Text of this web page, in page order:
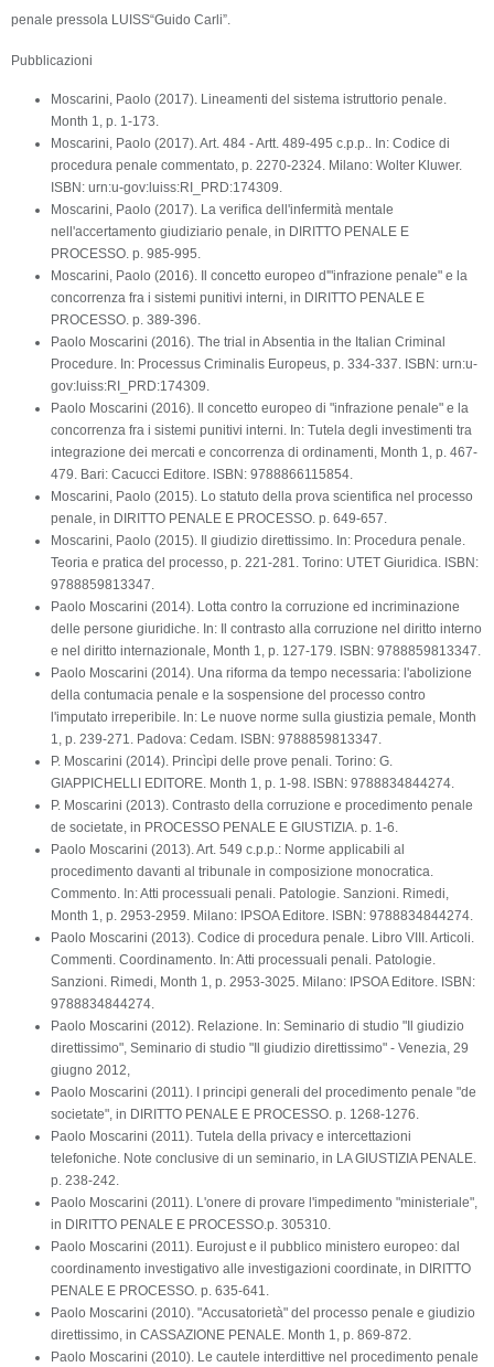
penale pressola LUISS“Guido Carli”.
Pubblicazioni
Moscarini, Paolo (2017). Lineamenti del sistema istruttorio penale.
Month 1, p. 1-173.
Moscarini, Paolo (2017). Art. 484 - Artt. 489-495 c.p.p.. In: Codice di
procedura penale commentato, p. 2270-2324. Milano: Wolter Kluwer.
ISBN: urn:u-gov:luiss:RI_PRD:174309.
Moscarini, Paolo (2017). La verifica dell'infermità mentale
nell'accertamento giudiziario penale, in DIRITTO PENALE E
PROCESSO. p. 985-995.
Moscarini, Paolo (2016). Il concetto europeo d'"infrazione penale" e la
concorrenza fra i sistemi punitivi interni, in DIRITTO PENALE E
PROCESSO. p. 389-396.
Paolo Moscarini (2016). The trial in Absentia in the Italian Criminal
Procedure. In: Processus Criminalis Europeus, p. 334-337. ISBN: urn:u-
gov:luiss:RI_PRD:174309.
Paolo Moscarini (2016). Il concetto europeo di "infrazione penale" e la
concorrenza fra i sistemi punitivi interni. In: Tutela degli investimenti tra
integrazione dei mercati e concorrenza di ordinamenti, Month 1, p. 467-
479. Bari: Cacucci Editore. ISBN: 9788866115854.
Moscarini, Paolo (2015). Lo statuto della prova scientifica nel processo
penale, in DIRITTO PENALE E PROCESSO. p. 649-657.
Moscarini, Paolo (2015). Il giudizio direttissimo. In: Procedura penale.
Teoria e pratica del processo, p. 221-281. Torino: UTET Giuridica. ISBN:
9788859813347.
Paolo Moscarini (2014). Lotta contro la corruzione ed incriminazione
delle persone giuridiche. In: Il contrasto alla corruzione nel diritto interno
e nel diritto internazionale, Month 1, p. 127-179. ISBN: 9788859813347.
Paolo Moscarini (2014). Una riforma da tempo necessaria: l'abolizione
della contumacia penale e la sospensione del processo contro
l'imputato irreperibile. In: Le nuove norme sulla giustizia pemale, Month
1, p. 239-271. Padova: Cedam. ISBN: 9788859813347.
P. Moscarini (2014). Princìpi delle prove penali. Torino: G.
GIAPPICHELLI EDITORE. Month 1, p. 1-98. ISBN: 9788834844274.
P. Moscarini (2013). Contrasto della corruzione e procedimento penale
de societate, in PROCESSO PENALE E GIUSTIZIA. p. 1-6.
Paolo Moscarini (2013). Art. 549 c.p.p.: Norme applicabili al
procedimento davanti al tribunale in composizione monocratica.
Commento. In: Atti processuali penali. Patologie. Sanzioni. Rimedi,
Month 1, p. 2953-2959. Milano: IPSOA Editore. ISBN: 9788834844274.
Paolo Moscarini (2013). Codice di procedura penale. Libro VIII. Articoli.
Commenti. Coordinamento. In: Atti processuali penali. Patologie.
Sanzioni. Rimedi, Month 1, p. 2953-3025. Milano: IPSOA Editore. ISBN:
9788834844274.
Paolo Moscarini (2012). Relazione. In: Seminario di studio "Il giudizio
direttissimo", Seminario di studio "Il giudizio direttissimo" - Venezia, 29
giugno 2012,
Paolo Moscarini (2011). I principi generali del procedimento penale "de
societate", in DIRITTO PENALE E PROCESSO. p. 1268-1276.
Paolo Moscarini (2011). Tutela della privacy e intercettazioni
telefoniche. Note conclusive di un seminario, in LA GIUSTIZIA PENALE.
p. 238-242.
Paolo Moscarini (2011). L'onere di provare l'impedimento "ministeriale",
in DIRITTO PENALE E PROCESSO.p. 305310.
Paolo Moscarini (2011). Eurojust e il pubblico ministero europeo: dal
coordinamento investigativo alle investigazioni coordinate, in DIRITTO
PENALE E PROCESSO. p. 635-641.
Paolo Moscarini (2010). "Accusatorietà" del processo penale e giudizio
direttissimo, in CASSAZIONE PENALE. Month 1, p. 869-872.
Paolo Moscarini (2010). Le cautele interdittive nel procedimento penale